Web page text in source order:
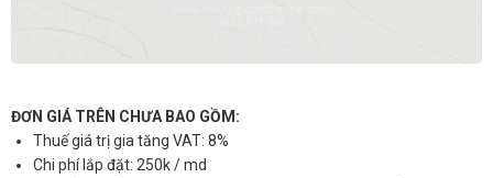
ĐƠN GIÁ TRÊN CHƯA BAO GỒM:
Thuế giá trị gia tăng VAT: 8%
Chi phí lắp đặt: 250k / md